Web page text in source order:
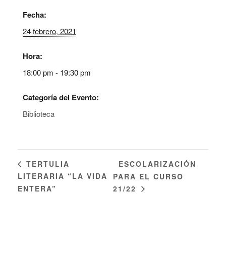
Fecha:
24 febrero, 2021
Hora:
18:00 pm - 19:30 pm
Categoría del Evento:
Biblioteca
TERTULIA
LITERARIA “LA VIDA
ENTERA”
ESCOLARIZACIÓN
PARA EL CURSO
21/22